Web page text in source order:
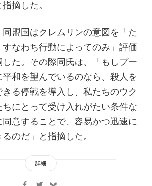
摘した。
同盟国はクレムリンの意図を「た
すなわち行動によってのみ」評価
した。その際同氏は、「もしプー
和を望んでいるのなら、殺人を
る停戦を導入し、私たちのウク
ちにとって受け入れがたい条件な
同意することで、容易かつ迅速に
のだ」と指摘した。
詳細